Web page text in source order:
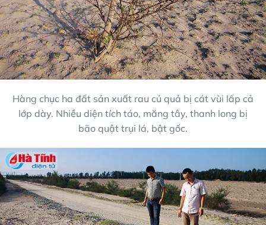
Hàng chục ha đất sản xuất rau củ quả bị cát vùi lấp cả
lớp dày. Nhiều diện tích táo, măng tây, thanh long bị
bão quật trụi lá, bật gốc.